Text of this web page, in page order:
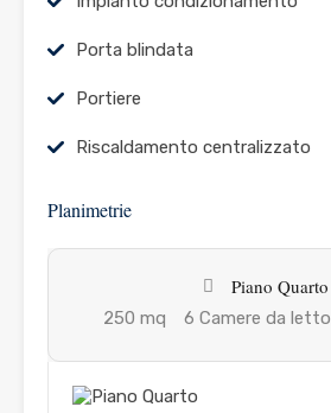
Porta blindata
Portiere
Riscaldamento centralizzato
Planimetrie
Piano Quarto
250 mq 6 Camere da letto